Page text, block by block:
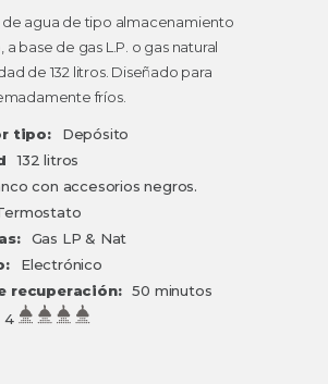
agua de tipo almacenamiento
base de gas L.P. o gas natural
de 132 litros. Diseñado para
fríos.
tipo:
Depósito
132 litros
con accesorios negros.
Gas LP & Nat
Electrónico
recuperación:
50 minutos
4